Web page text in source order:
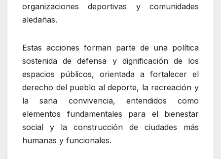
organizaciones deportivas y comunidades
aledañas.
Estas acciones forman parte de una política
sostenida de defensa y dignificación de los
espacios públicos, orientada a fortalecer el
derecho del pueblo al deporte, la recreación y
la sana convivencia, entendidos como
elementos fundamentales para el bienestar
social y la construcción de ciudades más
humanas y funcionales.